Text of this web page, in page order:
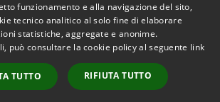
Copyright © 2026 • Comune di
Municipium•
Accesso
redazione
funzionamento e alla navigazione del sito,
tecnico analitico al solo fine di elaborare
statistiche, aggregate e anonime.
può consultare la cookie policy al seguente link
TUTTO RIFIUTA TUTTO